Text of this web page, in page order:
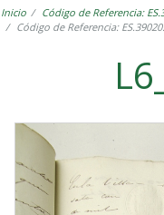
Inicio
Código de Referencia:
Código de Referencia: